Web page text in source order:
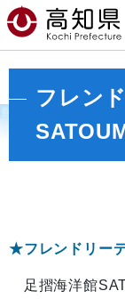
フレン
★フレンドリー
足摺海洋館